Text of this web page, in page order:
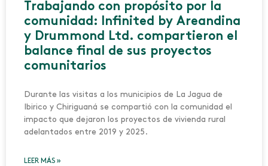
Trabajando con propósito por la
comunidad: Infinited by Areandina
y Drummond Ltd. compartieron el
balance final de sus proyectos
comunitarios
Durante las visitas a los municipios de La Jagua de
Ibirico y Chiriguaná se compartió con la comunidad el
impacto que dejaron los proyectos de vivienda rural
adelantados entre 2019 y 2025.
LEER MÁS »